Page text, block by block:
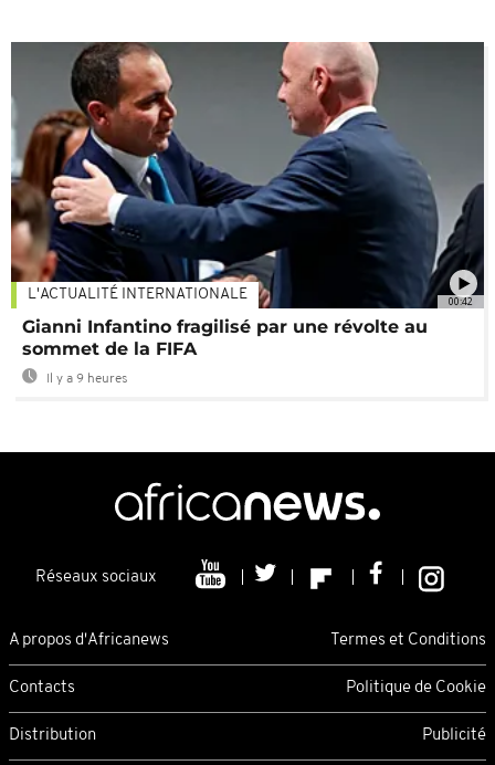
00:42
L'ACTUALITÉ INTERNATIONALE
Gianni Infantino fragilisé par une révolte au
sommet de la FIFA
Il y a 9 heures
Réseaux sociaux
A propos d'Africanews Termes et Conditions
Contacts Politique de Cookie
Distribution Publicité